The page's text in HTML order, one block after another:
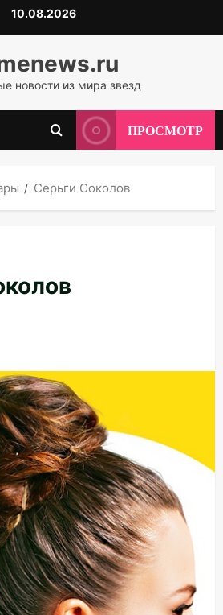
10.08.2026
новости из мира звезд
ПРОСМОТР
Серьги Соколов